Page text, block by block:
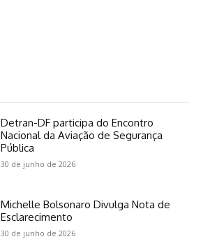
Detran-DF participa do Encontro
Nacional da Aviação de Segurança
Pública
30 de junho de 2026
Michelle Bolsonaro Divulga Nota de
Esclarecimento
30 de junho de 2026